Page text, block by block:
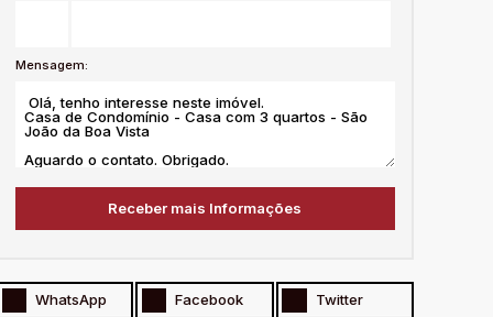
Mensagem:
WhatsApp Facebook Twitter